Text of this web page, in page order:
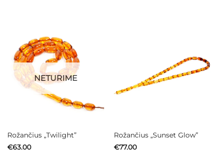
NETURIME
Rožančius „Twilight”
€63.00
Rožančius „Sunset Glow”
€77.00